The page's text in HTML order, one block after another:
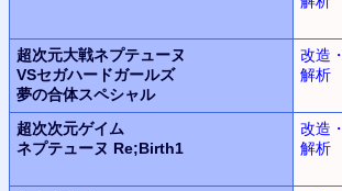
超次元大戦ネプテューヌ
VSセガハードガールズ
夢の合体スペシャル
改造・
解析
超次次元ゲイム
ネプテューヌ Re;Birth1
改造・
解析